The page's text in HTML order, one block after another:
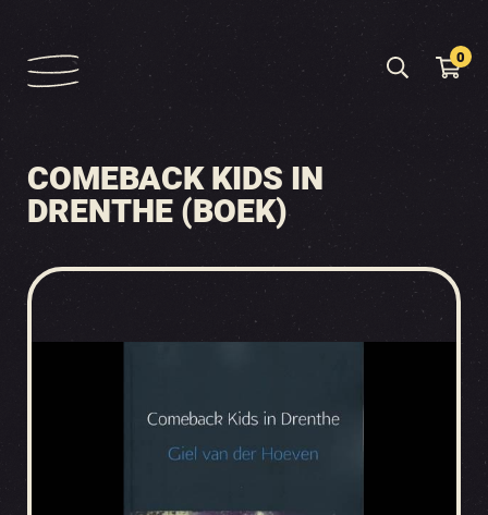
0
COMEBACK KIDS IN
DRENTHE (BOEK)